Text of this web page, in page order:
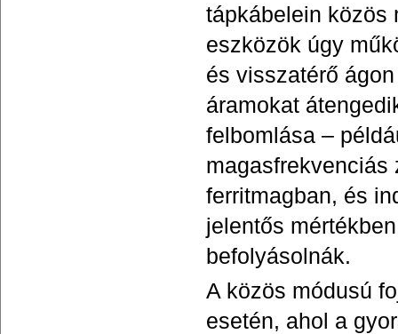
tápkábelein közös
eszközök úgy
és visszatérő
áramokat
felbomlása –
magasfrekvenciás
ferritmagban, és
jelentős
befolyásolnák.
A közös módusú
esetén, ahol a